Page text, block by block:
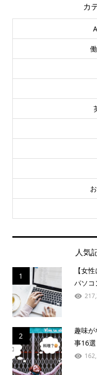
カ
人気
1
【女
パソコ
2
趣味
事16選